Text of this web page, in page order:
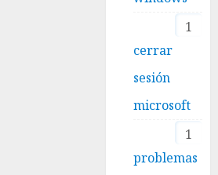
1
cerrar
sesión
microsoft
1
problemas